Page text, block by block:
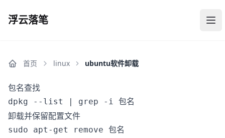
浮云落笔
浮云落笔 打
首页 linux ubuntu软件卸载
包名查找
dpkg --list | grep -i 包名
卸载并保留配置文件
sudo apt-get remove 包名